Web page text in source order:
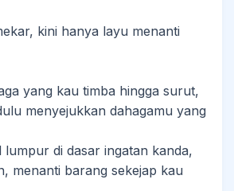
kini hanya layu menanti
yang kau timba hingga surut,
menyejukkan dahagamu yang
lumpur di dasar ingatan kanda,
menanti barang sekejap kau